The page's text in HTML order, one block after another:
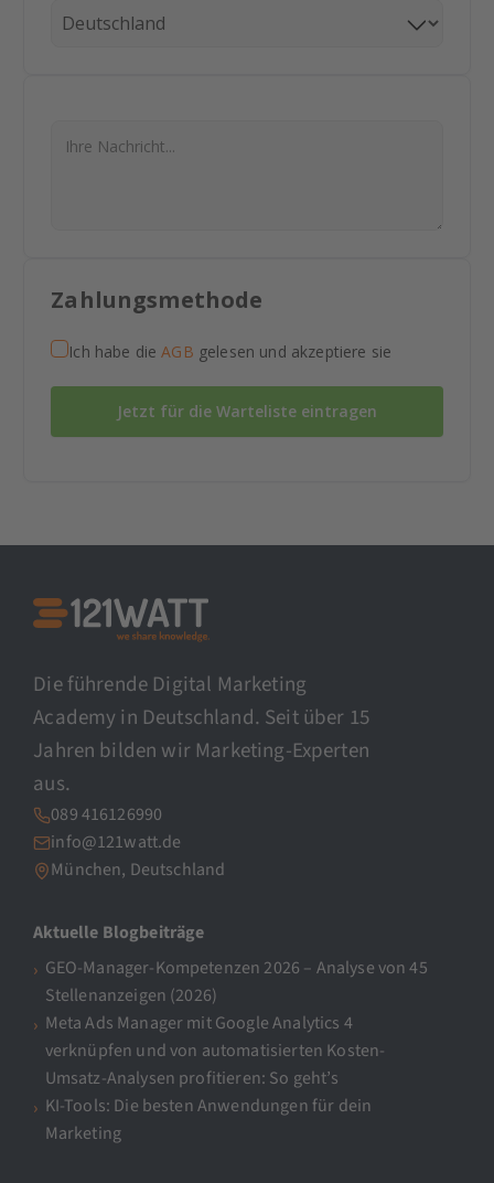
Zahlungsmethode
Ich habe dieAGB gelesen und akzeptiere sie
Jetzt für die Warteliste eintragen
Die führende Digital Marketing
Academy in Deutschland. Seit über 15
Jahren bilden wir Marketing-Experten
aus.
089 416126990
info@121watt.de
München, Deutschland
Aktuelle Blogbeiträge
GEO-Manager-Kompetenzen 2026 – Analyse von 45
Stellenanzeigen (2026)
Meta Ads Manager mit Google Analytics 4
verknüpfen und von automatisierten Kosten-
Umsatz-Analysen profitieren: So geht’s
KI-Tools: Die besten Anwendungen für dein
Marketing